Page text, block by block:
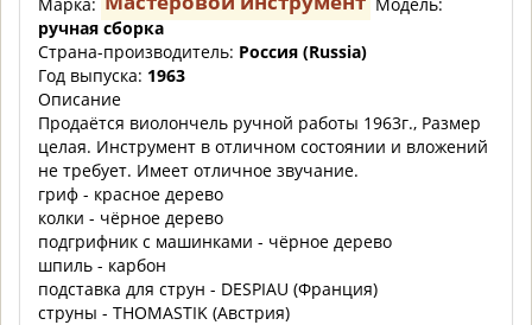
ручная сборка
Страна-производитель: Россия (Russia)
Год выпуска: 1963
Описание
Продаётся виолончель ручной работы 1963г., Размер
целая. Инструмент в отличном состоянии и вложений
не требует. Имеет отличное звучание.
гриф - красное дерево
колки - чёрное дерево
подгрифник с машинками - чёрное дерево
шпиль - карбон
подставка для струн - DESPIAU (Франция)
струны - THOMASTIK (Австрия)